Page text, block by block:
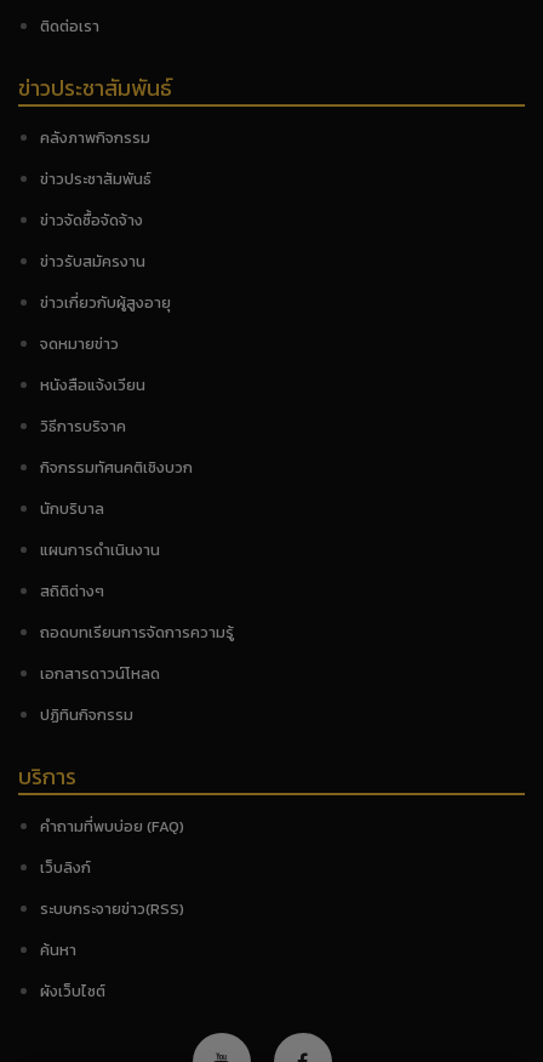
ติดต่อเรา
ข่าวประชาสัมพันธ์
คลังภาพกิจกรรม
ข่าวประชาสัมพันธ์
ข่าวจัดซื้อจัดจ้าง
ข่าวรับสมัครงาน
ข่าวเกี่ยวกับผู้สูงอายุ
จดหมายข่าว
หนังสือแจ้งเวียน
วิธีการบริจาค
กิจกรรมทัศนคติเชิงบวก
นักบริบาล
แผนการดำเนินงาน
สถิติต่างๆ
ถอดบทเรียนการจัดการความรู้
เอกสารดาวน์โหลด
ปฏิทินกิจกรรม
บริการ
คำถามที่พบบ่อย (FAQ)
เว็บลิงก์
ระบบกระจายข่าว(RSS)
ค้นหา
ผังเว็บไซต์